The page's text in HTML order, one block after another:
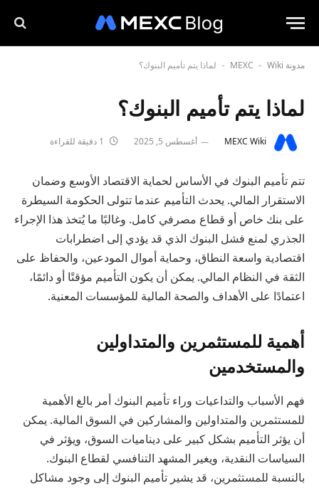
مدونة MEXC - Wiki
- لماذا يتم تأميم البنوك؟
لماذا يتم تأميم البنوك؟
MEXC Wiki أغسطس 5, 2025
تتم تأميم البنوك في الأساس لحماية الاقتصاد الأوسع وضمان
الاستقرار المالي. يحدث التأميم عندما تتولى الحكومة السيطرة
على بنك خاص أو قطاع مصرفي كامل. وغالبًا ما يُتخذ هذا الإجراء
الجذري لمنع فشل البنوك الذي قد يؤدي إلى اضطرابات
اقتصادية واسعة النطاق، وحماية أموال المودعين، والحفاظ على
الثقة في النظام المالي. يمكن أن يكون التأميم مؤقتًا أو دائمًا،
اعتمادًا على الأهداف والصحة المالية للمؤسسات المعنية.
أهمية للمستثمرين والمتداولين
والمستخدمين
فهم الأسباب والتداعيات وراء تأميم البنوك أمر بالغ الأهمية
للمستثمرين والمتداولين والمشاركين في السوق المالية. يمكن
أن يؤثر التأميم بشكل كبير على ديناميات السوق، ويؤثر في
السياسات النقدية، ويغير المشهد التنافسي لقطاع البنوك.
بالنسبة للمستثمرين، قد يشير تأميم البنوك إلى وجود مشاكل